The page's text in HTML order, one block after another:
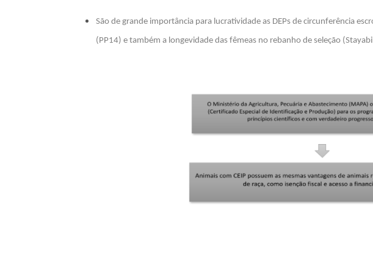
São de grande importância para lucratividade as DEPs de circunferência
(PP14) e também a longevidade das fêmeas no rebanho de seleção